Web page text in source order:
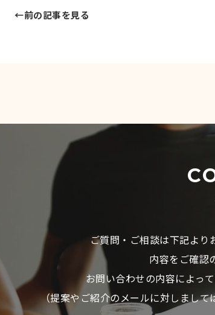
←前の記事を見る
ご質問・ご相談は下記より
内容をご確認
お問い合わせの内容によっ
（提案やご紹介のメールに対しまし